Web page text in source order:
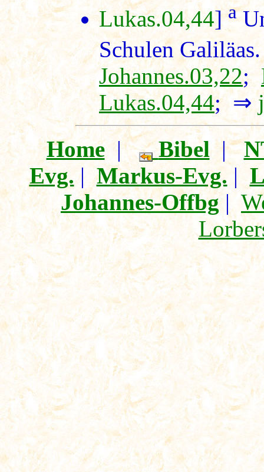
Lukas.04,44]a
Schulen
Johannes.03,22;
Lukas.04,44; ⇒
Home| Bibel|
Evg.|Markus-Evg. |
Johannes-Offbg|